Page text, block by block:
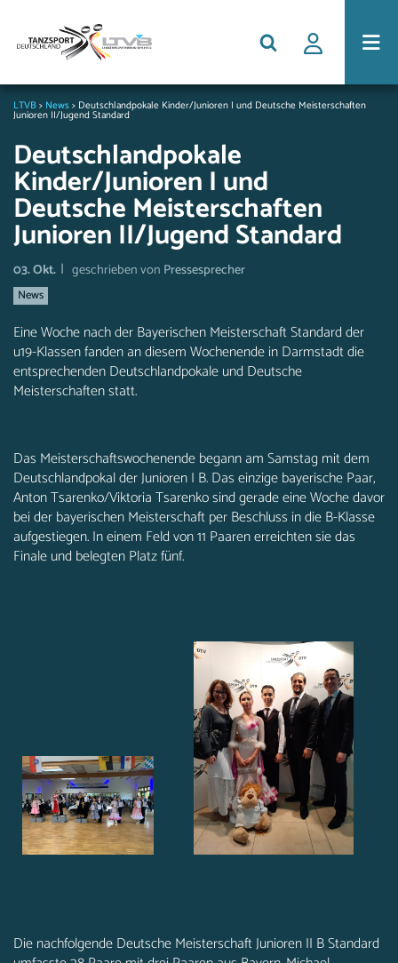
LTVB> News> Deutschlandpokale Kinder/Junioren I und Deutsche Meisterschaften
Junioren II/Jugend Standard
Deutschlandpokale
Kinder/Junioren I und
Deutsche Meisterschaften
Junioren II/Jugend Standard
03. Okt. | geschrieben von Pressesprecher
News
Eine Woche nach der Bayerischen Meisterschaft Standard der
u19-Klassen fanden an diesem Wochenende in Darmstadt die
entsprechenden Deutschlandpokale und Deutsche
Meisterschaften statt.
Das Meisterschaftswochenende begann am Samstag mit dem
Deutschlandpokal der Junioren I B. Das einzige bayerische Paar,
Anton Tsarenko/Viktoria Tsarenko sind gerade eine Woche davor
bei der bayerischen Meisterschaft per Beschluss in die B-Klasse
aufgestiegen. In einem Feld von 11 Paaren erreichten sie das
Finale und belegten Platz fünf.
Die nachfolgende Deutsche Meisterschaft Junioren II B Standard